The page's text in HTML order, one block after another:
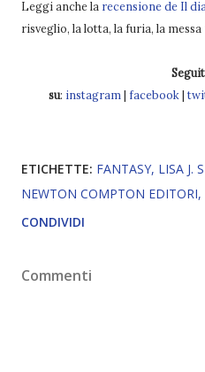
Leggi anche la recensione de Il
risveglio, la lotta, la furia, la messa
Seguitemi
su: instagram | facebook|
ETICHETTE: FANTASY LISA J.
NEWTON COMPTON EDITORI
CONDIVIDI
Commenti